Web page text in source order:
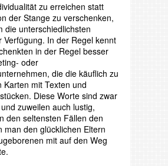
zu erreichen statt
der Stange zu verschenken,
die unterschiedlichsten
Verfügung. In der Regel kennt
in der Regel besser
oder
die die käuflich zu
Karten mit Texten und
Diese Worte sind zwar
zuweilen auch lustig,
den seltensten Fällen den
man den glücklichen Eltern
mit auf den Weg